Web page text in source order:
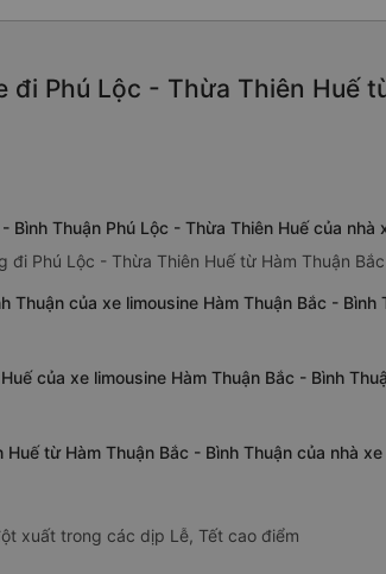
đi Phú Lộc - Thừa Thiên Huế
Bình Thuận Phú Lộc - Thừa Thiên Huế của nhà
đi Phú Lộc - Thừa Thiên Huế từ Hàm Thuận
Thuận của xe limousine Hàm Thuận Bắc -
của xe limousine Hàm Thuận Bắc - Bình
từ Hàm Thuận Bắc - Bình Thuận của nhà
xuất trong các dịp Lễ, Tết cao điểm